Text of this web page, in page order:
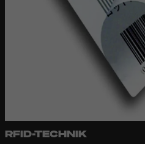
RFID-TECHNIK